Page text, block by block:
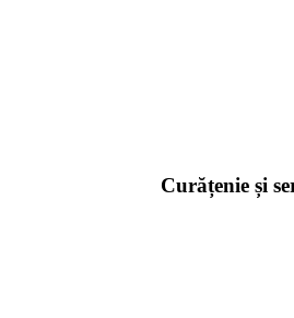
Curățenie și